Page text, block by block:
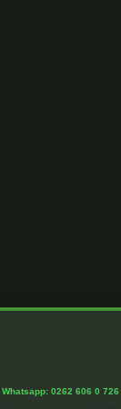
Whatsapp: 0262 606 0 726